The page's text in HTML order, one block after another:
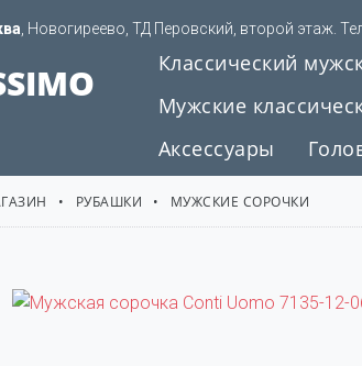
, Новогиреево, ТД Перовский, второй этаж.
Классический
Мужские
Аксессуары
РУБАШКИ МУЖСКИЕ СОРОЧКИ